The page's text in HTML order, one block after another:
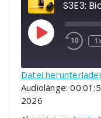
Play Episode
Apple Podcasts
TEILEN
Datei
Audiolänge:
2026